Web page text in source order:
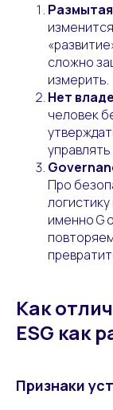
сложно
измерить.
Нет
человек
Про
именно G
Как
ESG как
Признаки